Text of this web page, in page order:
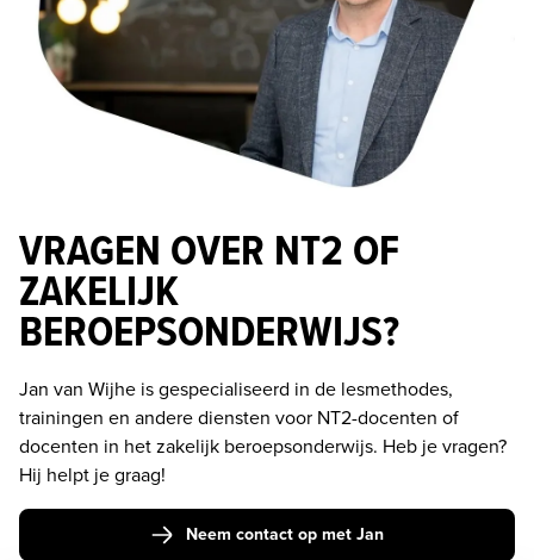
VRAGEN OVER NT2 OF
ZAKELIJK
BEROEPSONDERWIJS?
Jan van Wijhe is gespecialiseerd in de lesmethodes,
trainingen en andere diensten voor NT2-docenten of
docenten in het zakelijk beroepsonderwijs. Heb je vragen?
Hij helpt je graag!
Neem contact op met Jan